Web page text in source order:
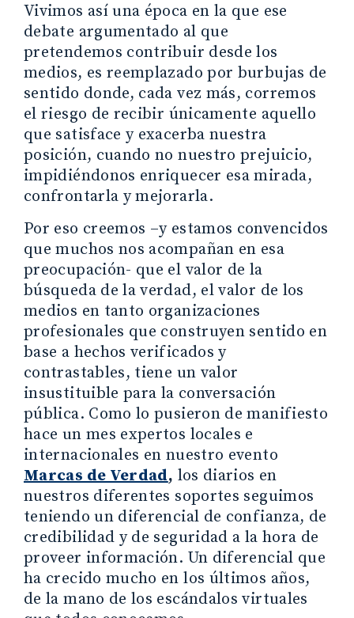
Vivimos así una época en la que ese
debate argumentado al que
pretendemos contribuir desde los
medios, es reemplazado por burbujas de
sentido donde, cada vez más, corremos
el riesgo de recibir únicamente aquello
que satisface y exacerba nuestra
posición, cuando no nuestro prejuicio,
impidiéndonos enriquecer esa mirada,
confrontarla y mejorarla.
Por eso creemos –y estamos convencidos
que muchos nos acompañan en esa
preocupación- que el valor de la
búsqueda de la verdad, el valor de los
medios en tanto organizaciones
profesionales que construyen sentido en
base a hechos verificados y
contrastables, tiene un valor
insustituible para la conversación
pública. Como lo pusieron de manifiesto
hace un mes expertos locales e
internacionales en nuestro evento
Marcas de Verdad, los diarios en
nuestros diferentes soportes seguimos
teniendo un diferencial de confianza, de
credibilidad y de seguridad a la hora de
proveer información. Un diferencial que
ha crecido mucho en los últimos años,
de la mano de los escándalos virtuales